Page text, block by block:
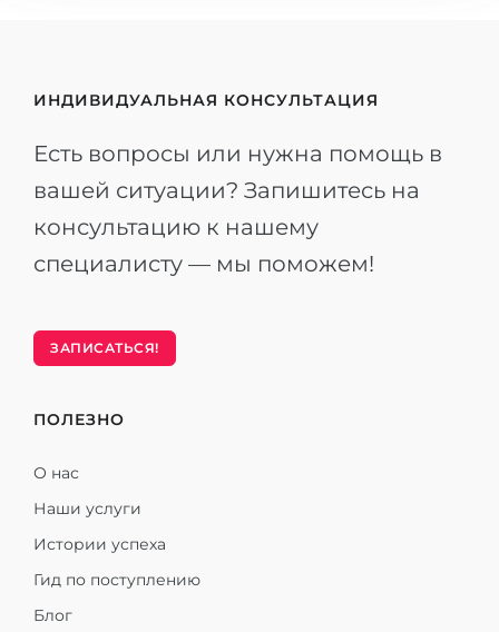
ИНДИВИДУАЛЬНАЯ КОНСУЛЬТАЦИЯ
Есть вопросы или нужна помощь в
вашей ситуации? Запишитесь на
консультацию к нашему
специалисту — мы поможем!
ЗАПИСАТЬСЯ!
ПОЛЕЗНО
О нас
Наши услуги
Истории успеха
Гид по поступлению
Блог